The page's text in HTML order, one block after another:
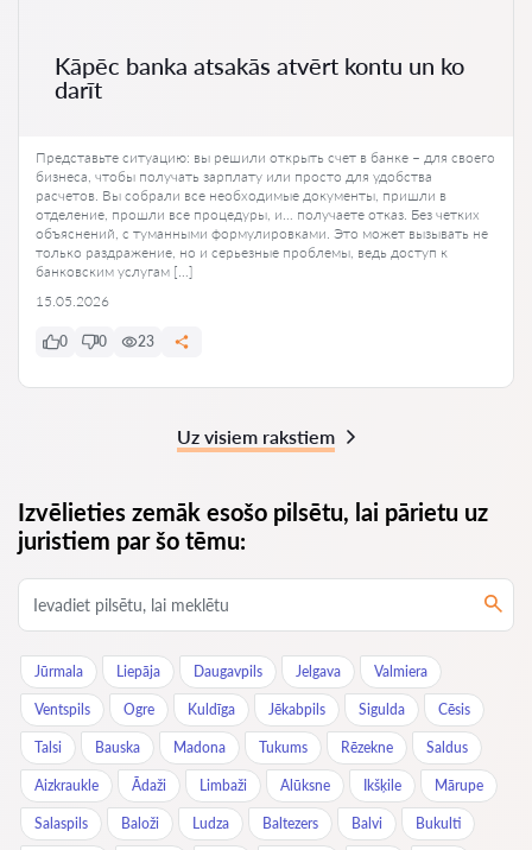
Kāpēc banka atsakās atvērt kontu un ko
darīt
Представьте ситуацию: вы решили открыть счет в банке – для своего
бизнеса, чтобы получать зарплату или просто для удобства
расчетов. Вы собрали все необходимые документы, пришли в
отделение, прошли все процедуры, и… получаете отказ. Без четких
объяснений, с туманными формулировками. Это может вызывать не
только раздражение, но и серьезные проблемы, ведь доступ к
банковским услугам […]
15.05.2026
0 0 23
Uz visiem rakstiem
Izvēlieties zemāk esošo pilsētu, lai pārietu uz
juristiem par šo tēmu:
Jūrmala Liepāja Daugavpils Jelgava Valmiera
Ventspils Ogre Kuldīga Jēkabpils Sigulda Cēsis
Talsi Bauska Madona Tukums Rēzekne Saldus
Aizkraukle Ādaži Limbaži Alūksne Ikšķile Mārupe
Salaspils Baloži Ludza Baltezers Balvi Bukulti